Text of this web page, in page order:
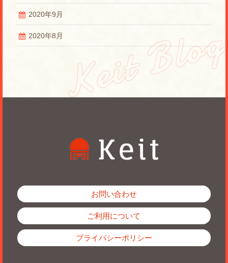
2020年9月
2020年8月
お問い合わせ
ご利用について
プライバシーポリシー